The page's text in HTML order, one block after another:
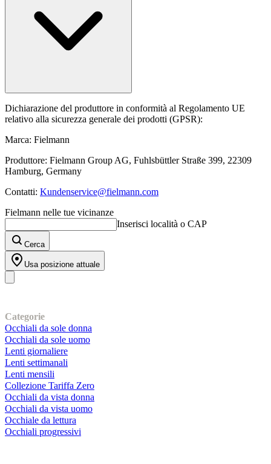
Dichiarazione del produttore in conformità al Regolamento UE
relativo alla sicurezza generale dei prodotti (GPSR):
Marca: Fielmann
Produttore: Fielmann Group AG, Fuhlsbüttler Straße 399, 22309
Hamburg, Germany
Contatti: Kundenservice@fielmann.com
Fielmann nelle tue vicinanze
Inserisci località o CAP
Cerca
Usa posizione attuale
Categorie
Occhiali da sole donna
Occhiali da sole uomo
Lenti giornaliere
Lenti settimanali
Lenti mensili
Collezione Tariffa Zero
Occhiali da vista donna
Occhiali da vista uomo
Occhiale da lettura
Occhiali progressivi